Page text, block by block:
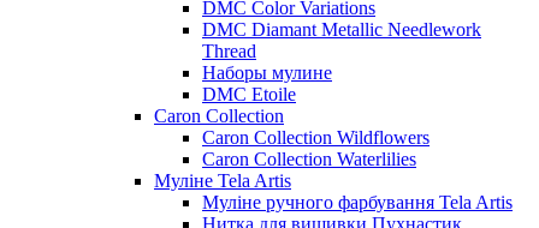
DMC Color Variations
DMC Diamant Metallic Needlework
Thread
Наборы мулине
DMC Etoile
Caron Collection
Caron Collection Wildflowers
Caron Collection Waterlilies
Муліне Tela Artis
Муліне ручного фарбування Tela Artis
Нитка для вишивки Пухнастик